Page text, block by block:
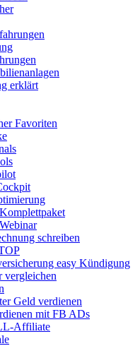
erklärt
Favoriten
schreiben
easy Kündigung
vergleichen
Geld verdienen
mit FB ADs
Affiliate